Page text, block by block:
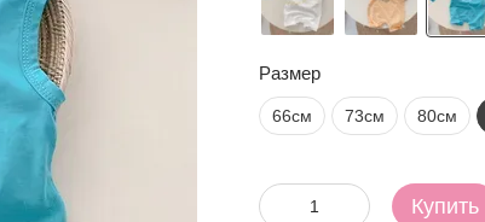
Размер
66см 73см 80см
Купить